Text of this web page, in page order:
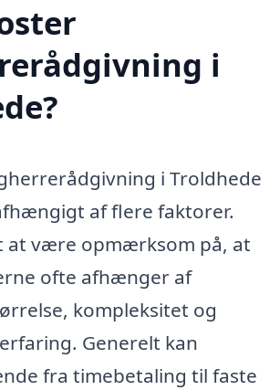
i
i Troldhede
af flere faktorer.
at være opmærksom på, at
ofte afhænger af
kompleksitet og
Generelt kan
fra timebetaling til faste